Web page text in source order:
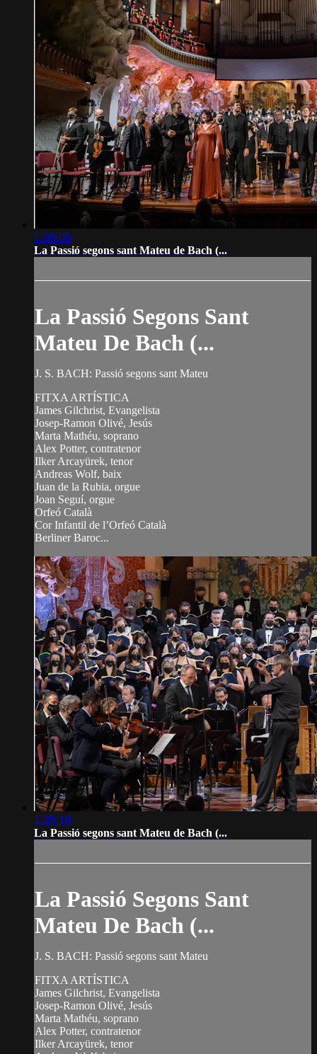
1:09:05
La Passió segons sant Mateu de Bach (...
La Passió Segons Sant
Mateu De Bach (...
J. S. BACH: Passió segons sant Mateu
FITXA ARTÍSTICA
James Gilchrist, Evangelista
Josep-Ramon Olivé, Jesús
Marta Mathéu, soprano
Alex Potter, contratenor
Ilker Arcayürek, tenor
Andreas Wolf, baix
Juan de la Rubia, orgue
Joan Seguí, orgue
Orfeó Català
Cor Infantil de l’Orfeó Català
Berliner Baroc...
1:35:18
La Passió segons sant Mateu de Bach (...
La Passió Segons Sant
Mateu De Bach (...
J. S. BACH: Passió segons sant Mateu
FITXA ARTÍSTICA
James Gilchrist, Evangelista
Josep-Ramon Olivé, Jesús
Marta Mathéu, soprano
Alex Potter, contratenor
Ilker Arcayürek, tenor